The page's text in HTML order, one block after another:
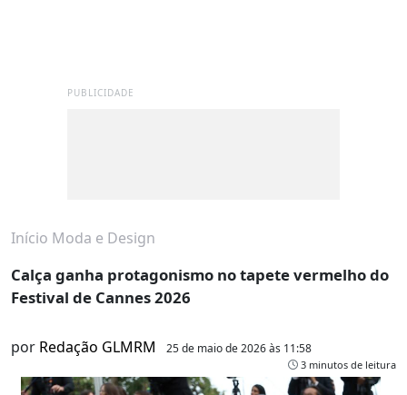
PUBLICIDADE
Início Moda e Design
Calça ganha protagonismo no tapete vermelho do
Festival de Cannes 2026
por Redação GLMRM 25 de maio de 2026 às 11:58
3 minutos de leitura